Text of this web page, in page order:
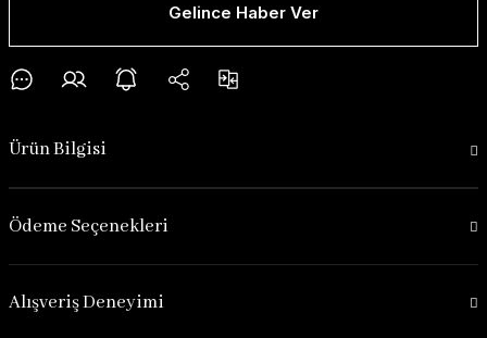
Gelince Haber Ver
Ürün Bilgisi
Ödeme Seçenekleri
Alışveriş Deneyimi